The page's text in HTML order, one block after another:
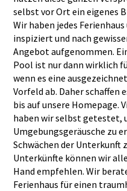
selbst vor Ort ein eigenes
Wir haben jedes
inspiziert und nach
Angebot aufgenommen.
Pool ist nur dann wirklich
wenn es eine
Vorfeld ab. Daher schaffen
bis auf unsere Homepage.
haben wir selbst getestet,
Umgebungsgeräusche zu
Schwächen der Unterkunft
Unterkünfte können wir
Hand empfehlen. Wir
Ferienhaus für einen